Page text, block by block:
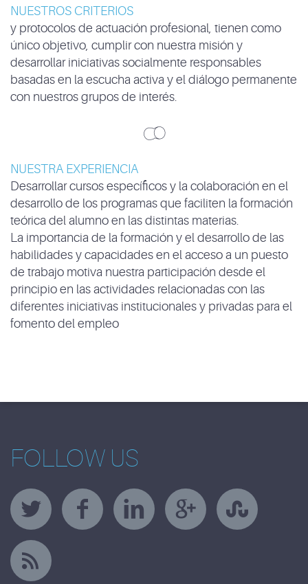
NUESTROS CRITERIOS
y protocolos de actuación profesional, tienen como
único objetivo, cumplir con nuestra misión y
desarrollar iniciativas socialmente responsables
basadas en la escucha activa y el diálogo permanente
con nuestros grupos de interés.
NUESTRA EXPERIENCIA
Desarrollar cursos específicos y la colaboración en el
desarrollo de los programas que faciliten la formación
teórica del alumno en las distintas materias.
La importancia de la formación y el desarrollo de las
habilidades y capacidades en el acceso a un puesto
de trabajo motiva nuestra participación desde el
principio en las actividades relacionadas con las
diferentes iniciativas institucionales y privadas para el
fomento del empleo
FOLLOW US